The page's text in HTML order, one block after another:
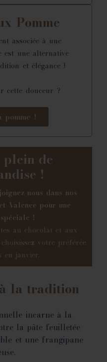
Pomme
associée à une
est une alternative
et élégance !
cette douceur ?
pomme !
plein de
!
nous dans nos
Valence pour une
!
au chocolat et aux
votre préférée
en janvier.
la tradition
incarne à la
la pâte feuilletée
et une frangipane